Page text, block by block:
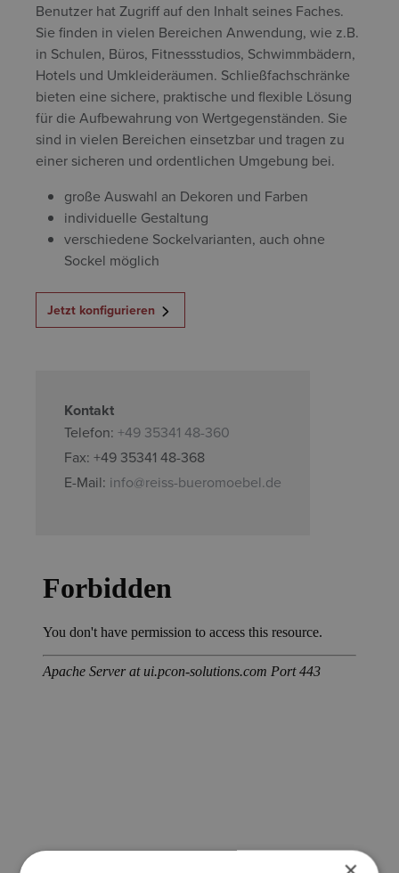
Benutzer hat Zugriff auf den Inhalt seines Faches.
Sie finden in vielen Bereichen Anwendung, wie z.B.
in Schulen, Büros, Fitnessstudios, Schwimmbädern,
Hotels und Umkleideräumen. Schließfachschränke
bieten eine sichere, praktische und flexible Lösung
für die Aufbewahrung von Wertgegenständen. Sie
sind in vielen Bereichen einsetzbar und tragen zu
einer sicheren und ordentlichen Umgebung bei.
große Auswahl an Dekoren und Farben
individuelle Gestaltung
verschiedene Sockelvarianten, auch ohne
Sockel möglich
Jetzt konfigurieren
Kontakt
Telefon: +49 35341 48-360
Fax: +49 35341 48-368
E-Mail: info@reiss-bueromoebel.de